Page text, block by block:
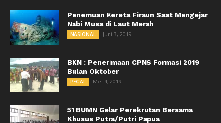
Penemuan Kereta Firaun Saat Mengejar
Nabi Musa di Laut Merah
NASIONAL Juni 3, 2019
BKN : Penerimaan CPNS Formasi 2019
Bulan Oktober
PEGAF Mei 4, 2019
51 BUMN Gelar Perekrutan Bersama
Khusus Putra/Putri Papua